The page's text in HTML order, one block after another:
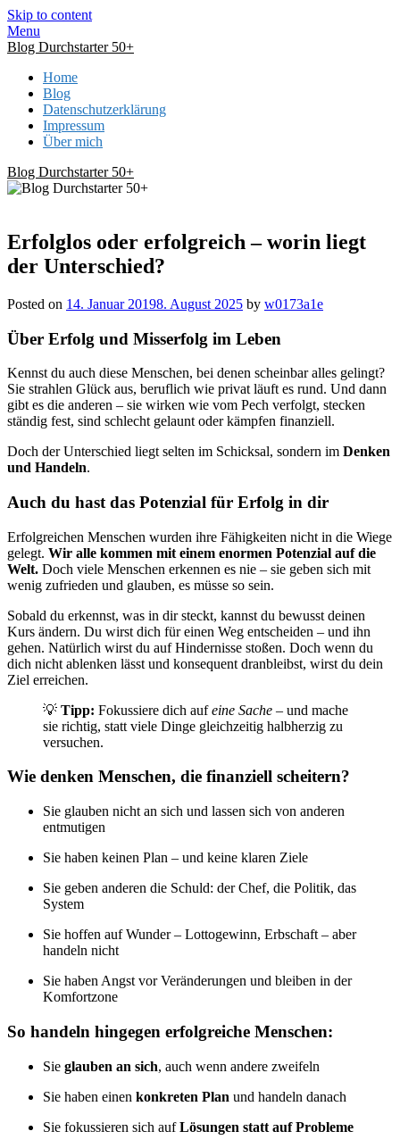
Skip to content
Menu
Blog Durchstarter 50+
Home
Blog
Datenschutzerklärung
Impressum
Über mich
Blog Durchstarter 50+
Erfolglos oder erfolgreich – worin liegt
der Unterschied?
Posted on 14. Januar 20198. August 2025 by w0173a1e
Über Erfolg und Misserfolg im Leben
Kennst du auch diese Menschen, bei denen scheinbar alles gelingt?
Sie strahlen Glück aus, beruflich wie privat läuft es rund. Und dann
gibt es die anderen – sie wirken wie vom Pech verfolgt, stecken
ständig fest, sind schlecht gelaunt oder kämpfen finanziell.
Doch der Unterschied liegt selten im Schicksal, sondern im Denken
und Handeln.
Auch du hast das Potenzial für Erfolg in dir
Erfolgreichen Menschen wurden ihre Fähigkeiten nicht in die Wiege
gelegt. Wir alle kommen mit einem enormen Potenzial auf die
Welt. Doch viele Menschen erkennen es nie – sie geben sich mit
wenig zufrieden und glauben, es müsse so sein.
Sobald du erkennst, was in dir steckt, kannst du bewusst deinen
Kurs ändern. Du wirst dich für einen Weg entscheiden – und ihn
gehen. Natürlich wirst du auf Hindernisse stoßen. Doch wenn du
dich nicht ablenken lässt und konsequent dranbleibst, wirst du dein
Ziel erreichen.
💡 Tipp: Fokussiere dich aufeine Sache – und mache
sie richtig, statt viele Dinge gleichzeitig halbherzig zu
versuchen.
Wie denken Menschen, die finanziell scheitern?
Sie glauben nicht an sich und lassen sich von anderen
entmutigen
Sie haben keinen Plan – und keine klaren Ziele
Sie geben anderen die Schuld: der Chef, die Politik, das
System
Sie hoffen auf Wunder – Lottogewinn, Erbschaft – aber
handeln nicht
Sie haben Angst vor Veränderungen und bleiben in der
Komfortzone
So handeln hingegen erfolgreiche Menschen:
Sie glauben an sich, auch wenn andere zweifeln
Sie haben einen konkreten Plan und handeln danach
Sie fokussieren sich aufLösungen statt auf Probleme